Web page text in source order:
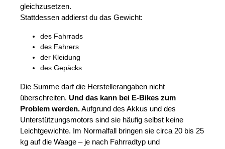
gleichzusetzen.
Stattdessen addierst du das Gewicht:
des Fahrrads
des Fahrers
der Kleidung
des Gepäcks
Die Summe darf die Herstellerangaben nicht
überschreiten. Und das kann bei E-Bikes zum
Problem werden.Aufgrund des Akkus und des
Unterstützungsmotors sind sie häufig selbst keine
Leichtgewichte. Im Normalfall bringen sie circa 20 bis 25
kg auf die Waage – je nach Fahrradtyp und